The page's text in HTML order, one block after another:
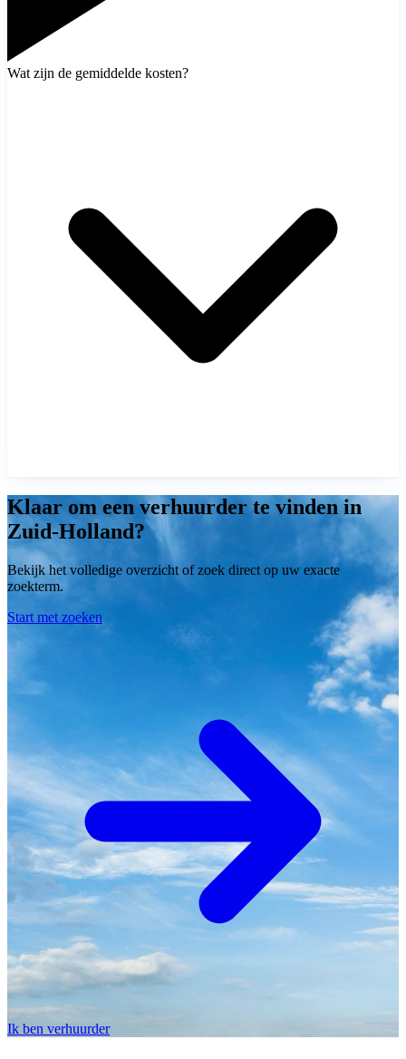
Wat zijn de gemiddelde kosten?
Klaar om een verhuurder te vinden in
Zuid-Holland?
Bekijk het volledige overzicht of zoek direct op uw exacte
zoekterm.
Start met zoeken
Ik ben verhuurder